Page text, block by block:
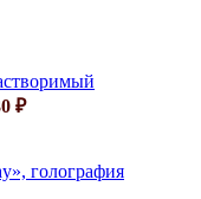
₽
голография